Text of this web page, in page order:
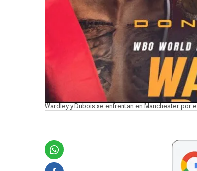
Wardley y Dubois se enfrentan en Manchester por